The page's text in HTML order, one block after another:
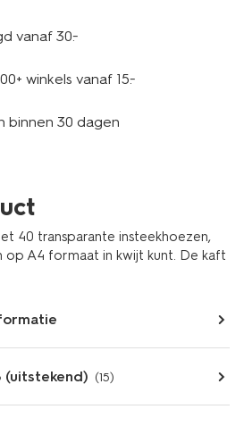
vanaf 30.-
winkels vanaf 15.-
binnen 30 dagen
40 transparante insteekhoezen,
op A4 formaat in kwijt kunt. De kaft
(uitstekend) (15)